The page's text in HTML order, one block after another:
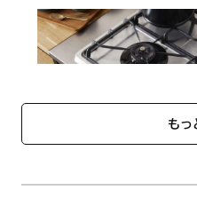
●サイズ：直径約224mm（ツ
もっ